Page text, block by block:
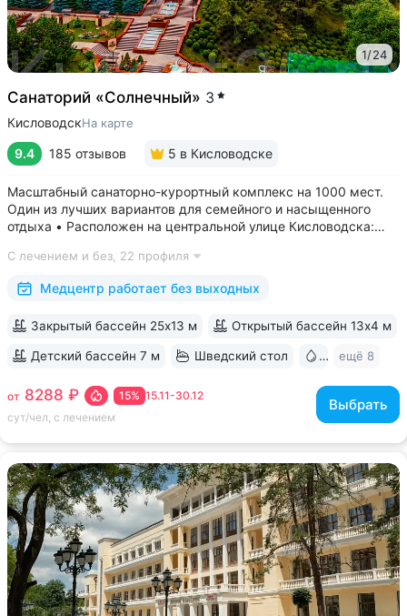
1/24
Санаторий «Солнечный» 3
КисловодскНа карте
9.4 185 отзывов 5 в Кисловодске
Масштабный санаторно-курортный комплекс на 1000 мест.
Один из лучших вариантов для семейного и насыщенного
отдыха • Расположен на центральной улице Кисловодска:
за 15 минут • Бесплатный трансфер до Курортного парка
и основных достопримечательностей...
С лечением и без, 22 профиля
Медцентр работает без выходных
15.11-30.12
15%
от 8288 ₽
сут/чел, с лечением
Выбрать
Закрытый бассейн 25х13 м Открытый бассейн 13x4 м
Детский бассейн 7 м Шведский стол Бювет
ещё 8